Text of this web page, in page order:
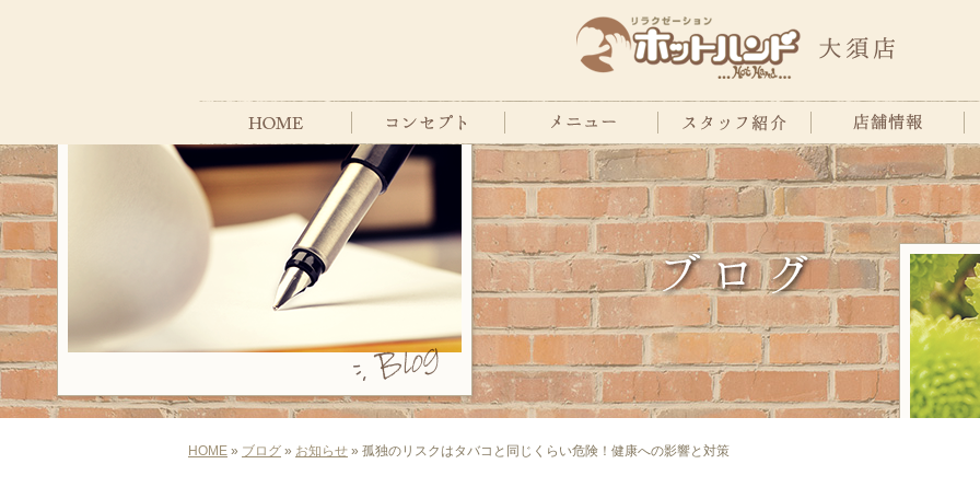
HOME » ブログ » お知らせ » 孤独のリスクはタバコと同じくらい危険！健康への影響と対策